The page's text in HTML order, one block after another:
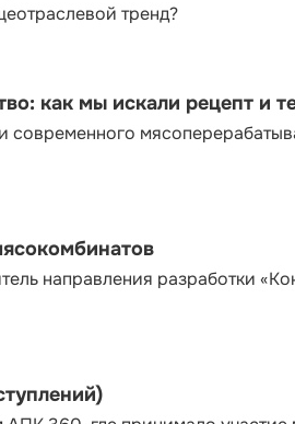
тренд?
как мы искали рецепт и
современного
направления разработки